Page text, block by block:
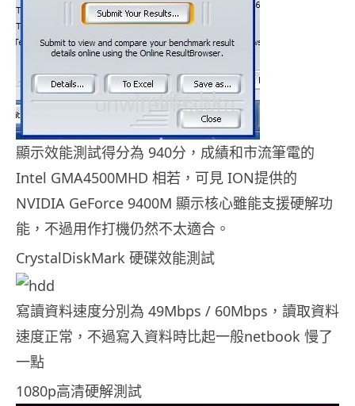
顯示效能測試得分為 940分，成績和市流筆電的
Intel GMA4500MHD 相若，可見 ION提供的
NVIDIA GeForce 9400M 顯示核心雖能支援硬解功
能，不過用作打機仍然不太適合。
CrystalDiskMark 硬碟效能測試
寫讀資料速度分別為 49Mbps / 60Mbps，讀取資料
速度正常，不過寫入資料時比起一般netbook 慢了
一點
1080p高清硬解測試